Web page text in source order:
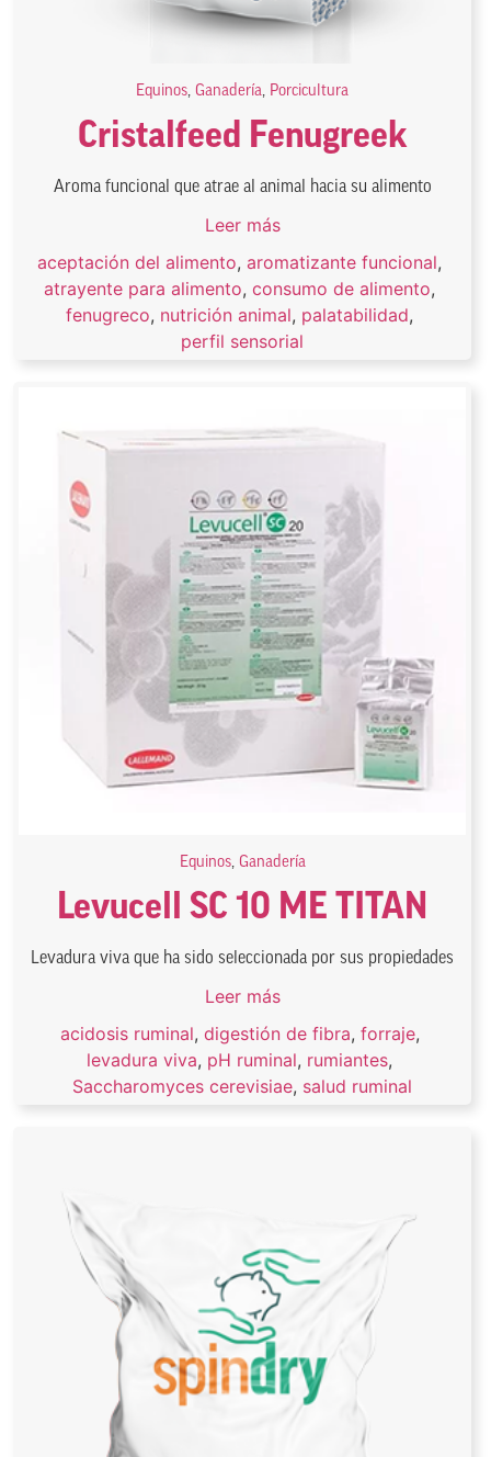
Equinos, Ganadería, Porcicultura
Cristalfeed Fenugreek
Aroma funcional que atrae al animal hacia su alimento
Leer más
aceptación del alimento, aromatizante funcional,
atrayente para alimento, consumo de alimento,
fenugreco, nutrición animal, palatabilidad,
perfil sensorial
Equinos, Ganadería
Levucell SC 10 ME TITAN
Levadura viva que ha sido seleccionada por sus propiedades
Leer más
acidosis ruminal, digestión de fibra, forraje,
levadura viva, pH ruminal, rumiantes,
Saccharomyces cerevisiae, salud ruminal